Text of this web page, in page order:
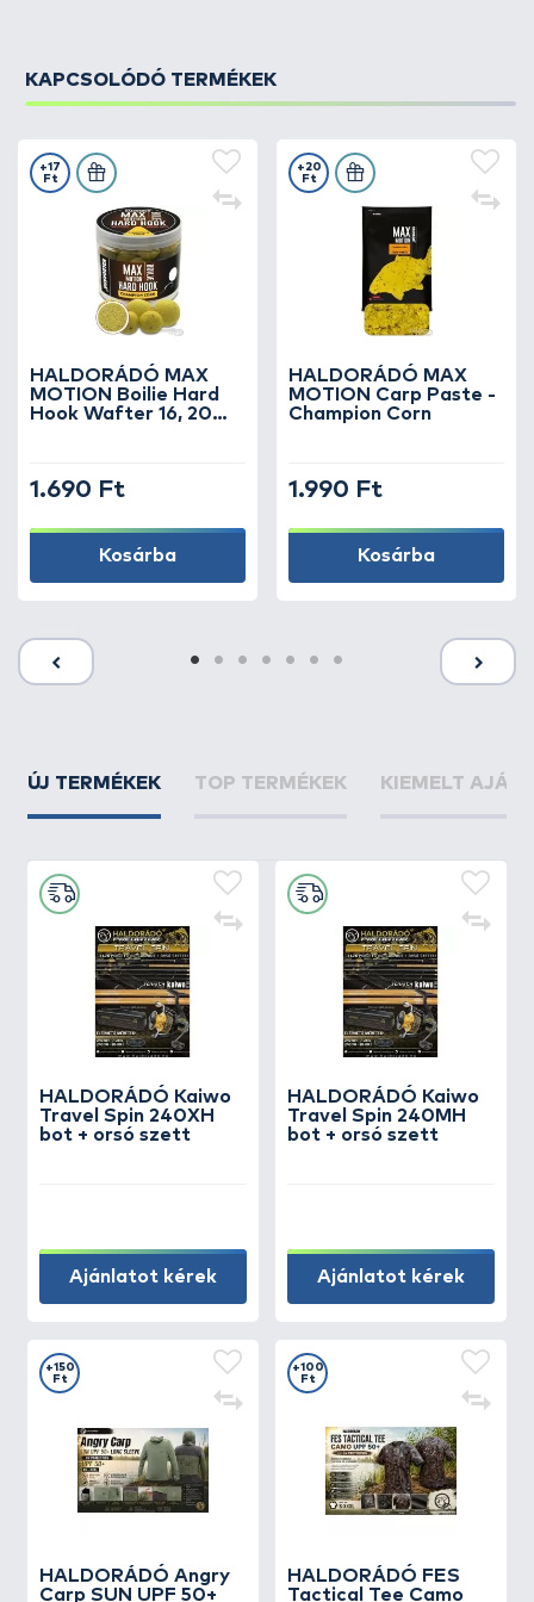
KAPCSOLÓDÓ TERMÉKEK
HALDORÁDÓ MAX
MOTION Boilie Hard
Hook Wafter 16, 20
+17
Ft
1.690 Ft
Kosárba
HALDORÁDÓ MAX
MOTION Carp Paste -
Champion Corn
+20
Ft
1.990 Ft
Kosárba
ÚJ TERMÉKEK TOP TERMÉKEK KIEMELT
HALDORÁDÓ Kaiwo
Travel Spin 240XH
bot + orsó szett
Ajánlatot kérek
HALDORÁDÓ Kaiwo
Travel Spin 240MH
bot + orsó szett
Ajánlatot kérek
HALDORÁDÓ Angry
Carp SUN UPF 50+
+150
Ft
HALDORÁDÓ FES
Tactical Tee Camo
+100
Ft